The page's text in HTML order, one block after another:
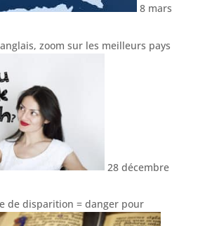
8 mars
zoom sur les meilleurs pays
28 décembre
de disparition = danger pour